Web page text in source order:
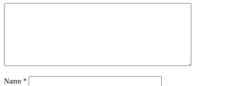
Namn *